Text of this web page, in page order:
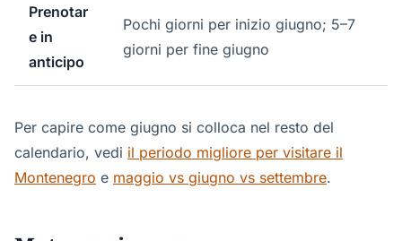
Prenotar
e in
anticipo
Pochi giorni per inizio giugno; 5–7
giorni per fine giugno
Per capire come giugno si colloca nel resto del
calendario, vedi il periodo migliore per visitare il
Montenegro e maggio vs giugno vs settembre.